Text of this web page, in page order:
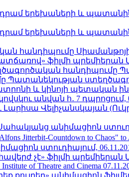
երեխաների և
երեխաների և
հանդիպումը
ֆիլմի պրեմիերան
հանդիպումը
և կինոյի պետական
անվան հ․ 7 դպրոցում,
Լարիսա Վելիչանսկայան
անիմացիոն
Jitterbit-Countdown to Chaos" to
ստուդիայում,
չէ» ֆիլմի պրեմիերան
of Theatre and Cinema
քույրեր» անիմացիոն